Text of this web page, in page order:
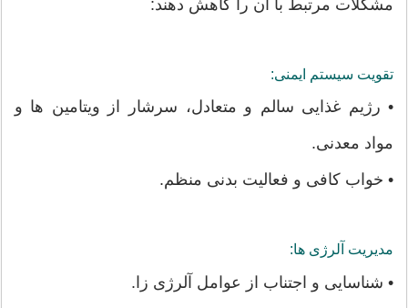
مشکلات مرتبط با آن را کاهش دهند:
تقویت سیستم ایمنی:
• رژیم غذایی سالم و متعادل، سرشار از ویتامین ها و
مواد معدنی.
• خواب کافی و فعالیت بدنی منظم.
مدیریت آلرژی ها:
• شناسایی و اجتناب از عوامل آلرژی زا.